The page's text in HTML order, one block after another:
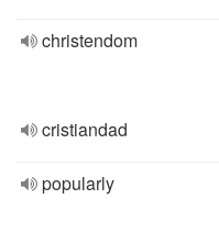
christendom
cristiandad
popularly